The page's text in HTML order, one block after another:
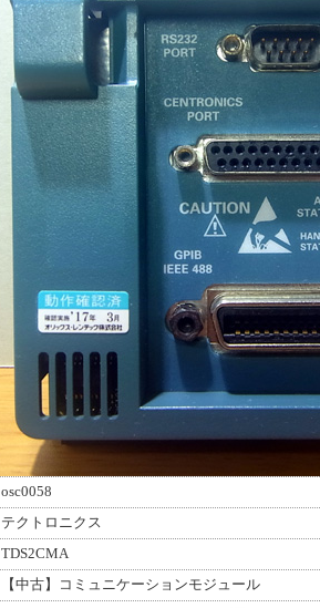
osc0058
テクトロニクス
TDS2CMA
【中古】コミュニケーションモジュール